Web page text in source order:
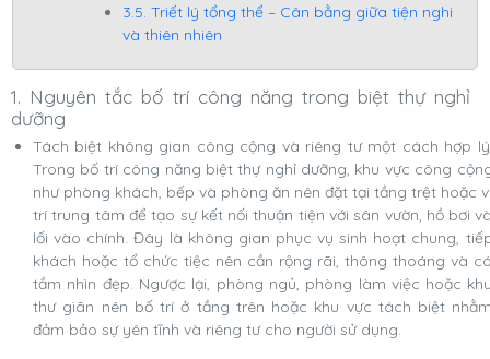
3.5. Triết lý tổng thể – Cân bằng giữa tiện nghi
và thiên nhiên
1. Nguyên tắc bố trí công năng trong biệt thự nghỉ
dưỡng
Tách biệt không gian công cộng và riêng tư một cách hợp
Trong bố trí công năng biệt thự nghỉ dưỡng, khu vực công
như phòng khách, bếp và phòng ăn nên đặt tại tầng trệt hoặc
trí trung tâm để tạo sự kết nối thuận tiện với sân vườn, hồ bơi
lối vào chính. Đây là không gian phục vụ sinh hoạt chung,
khách hoặc tổ chức tiệc nên cần rộng rãi, thông thoáng và
tầm nhìn đẹp. Ngược lại, phòng ngủ, phòng làm việc hoặc
thư giãn nên bố trí ở tầng trên hoặc khu vực tách biệt
đảm bảo sự yên tĩnh và riêng tư cho người sử dụng.